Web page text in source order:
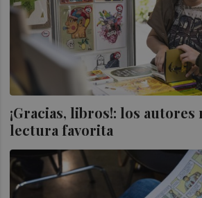
¡Gracias, libros!: los autores
lectura favorita